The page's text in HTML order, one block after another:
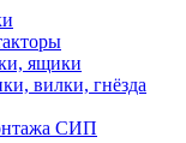
ящики
вилки, гнёзда
СИП